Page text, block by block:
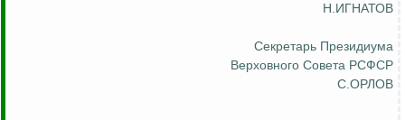
Н.ИГНАТОВ
Секретарь Президиума
Верховного Совета РСФСР
С.ОРЛОВ